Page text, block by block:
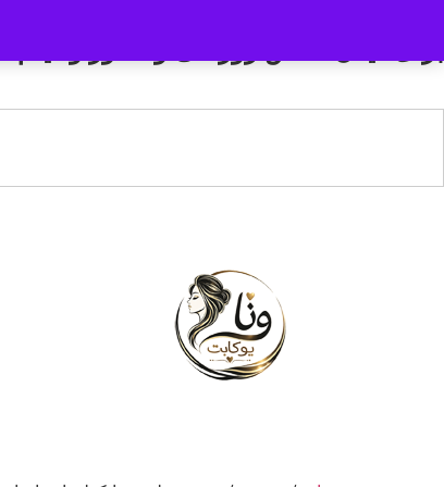
برای دیدن عکس ژورنالی و تنخور و